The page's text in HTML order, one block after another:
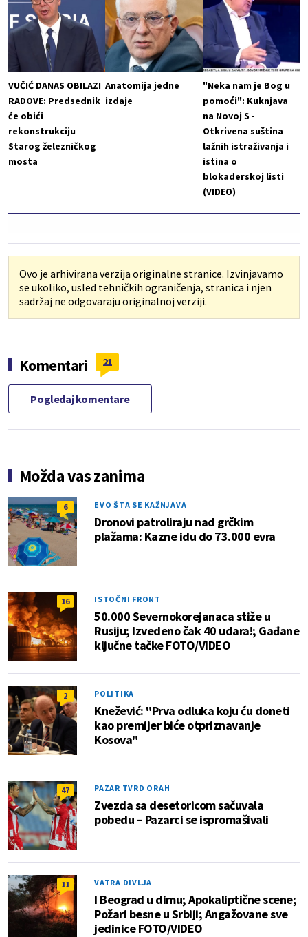
VUČIĆ DANAS OBILAZI
RADOVE: Predsednik
će obići
rekonstrukciju
Starog železničkog
mosta
Anatomija jedne
izdaje
"Neka nam je Bog u
pomoći": Kuknjava
na Novoj S -
Otkrivena suština
lažnih istraživanja i
istina o
blokaderskoj listi
(VIDEO)
Ovo je arhivirana verzija originalne stranice. Izvinjavamo
se ukoliko, usled tehničkih ograničenja, stranica i njen
sadržaj ne odgovaraju originalnoj verziji.
Komentari 21
Pogledaj komentare
Možda vas zanima
6 EVO ŠTA SE KAŽNJAVA
Dronovi patroliraju nad grčkim
plažama: Kazne idu do 73.000 evra
16 ISTOČNI FRONT
50.000 Severnokorejanaca stiže u
Rusiju; Izvedeno čak 40 udara!; Gađane
ključne tačke FOTO/VIDEO
2 POLITIKA
Knežević: "Prva odluka koju ću doneti
kao premijer biće otpriznavanje
Kosova"
47 PAZAR TVRD ORAH
Zvezda sa desetoricom sačuvala
pobedu – Pazarci se ispromašivali
11 VATRA DIVLJA
I Beograd u dimu; Apokaliptične scene;
Požari besne u Srbiji; Angažovane sve
jedinice FOTO/VIDEO